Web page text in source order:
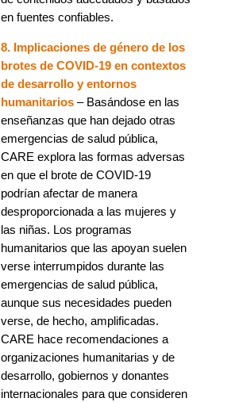
en fuentes confiables.
8. Implicaciones de género de los
brotes de COVID-19 en contextos
de desarrollo y entornos
humanitarios – Basándose en las
enseñanzas que han dejado otras
emergencias de salud pública,
CARE explora las formas adversas
en que el brote de COVID-19
podrían afectar de manera
desproporcionada a las mujeres y
las niñas. Los programas
humanitarios que las apoyan suelen
verse interrumpidos durante las
emergencias de salud pública,
aunque sus necesidades pueden
verse, de hecho, amplificadas.
CARE hace recomendaciones a
organizaciones humanitarias y de
desarrollo, gobiernos y donantes
internacionales para que consideren